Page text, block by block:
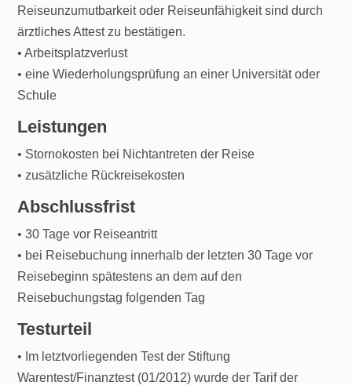
Reiseunzumutbarkeit oder Reiseunfähigkeit sind durch
ärztliches Attest zu bestätigen.
• Arbeitsplatzverlust
• eine Wiederholungsprüfung an einer Universität oder
Schule
Leistungen
• Stornokosten bei Nichtantreten der Reise
• zusätzliche Rückreisekosten
Abschlussfrist
• 30 Tage vor Reiseantritt
• bei Reisebuchung innerhalb der letzten 30 Tage vor
Reisebeginn spätestens an dem auf den
Reisebuchungstag folgenden Tag
Testurteil
• Im letztvorliegenden Test der Stiftung
Warentest/Finanztest (01/2012) wurde der Tarif der